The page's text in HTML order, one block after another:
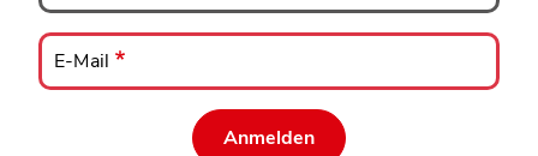
E-
Mail
E-Mail